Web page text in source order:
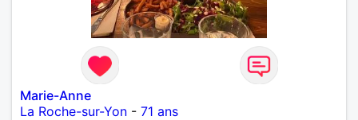
Marie-Anne
La Roche-sur-Yon - 71 ans